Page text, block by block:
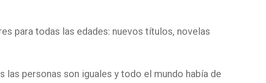
para todas las edades: nuevos títulos, novelas
las personas son iguales y todo el mundo había de